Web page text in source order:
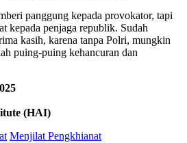
panggung kepada provokator, tapi
kepada penjaga republik. Sudah
kasih, karena tanpa Polri, mungkin
puing-puing kehancuran dan
(HAI)
Menjilat Pengkhianat